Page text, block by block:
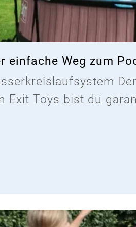
einfache Weg zum
Exit Toys bist du